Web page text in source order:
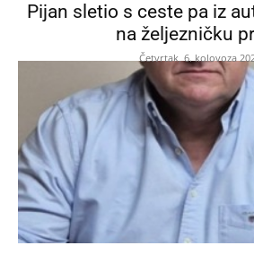
Pijan sletio s ceste pa iz
na željezničku
Četvrtak, 6. kolovoza